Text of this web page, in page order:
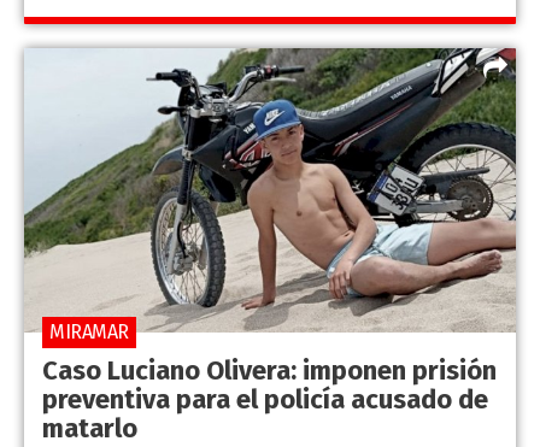
Caso Luciano Olivera: imponen prisión
preventiva para el policía acusado de
matarlo
MIRAMAR